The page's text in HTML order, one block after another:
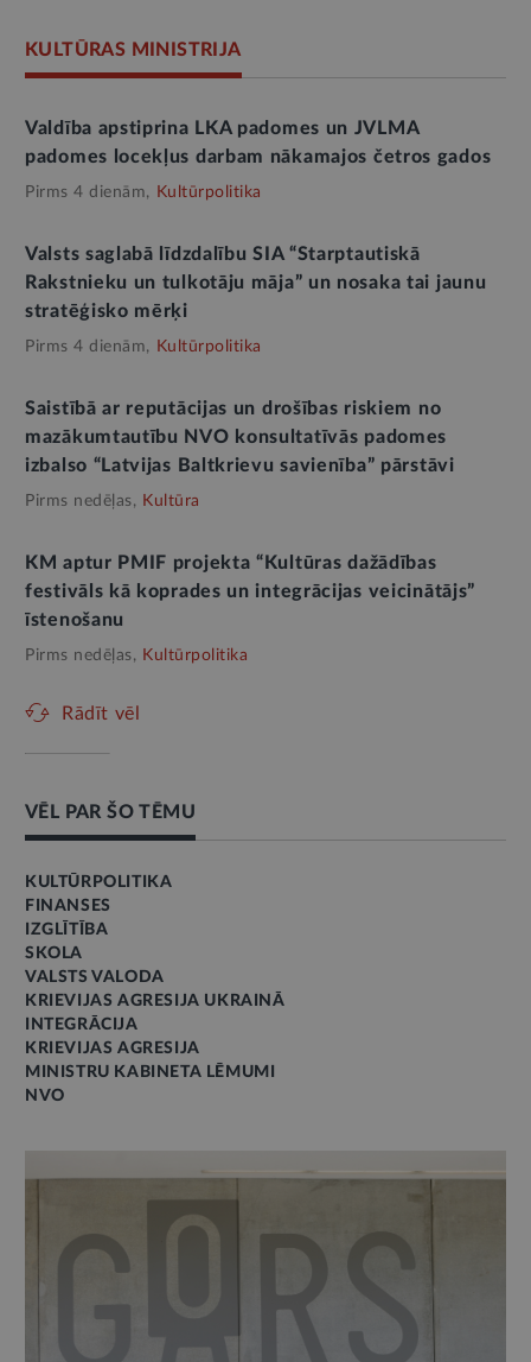
KULTŪRAS MINISTRIJA
Valdība apstiprina LKA padomes un JVLMA
padomes locekļus darbam nākamajos četros gados
Pirms 4 dienām, Kultūrpolitika
Valsts saglabā līdzdalību SIA “Starptautiskā
Rakstnieku un tulkotāju māja” un nosaka tai jaunu
stratēģisko mērķi
Pirms 4 dienām, Kultūrpolitika
Saistībā ar reputācijas un drošības riskiem no
mazākumtautību NVO konsultatīvās padomes
izbalso “Latvijas Baltkrievu savienība” pārstāvi
Pirms nedēļas, Kultūra
KM aptur PMIF projekta “Kultūras dažādības
festivāls kā koprades un integrācijas veicinātājs”
īstenošanu
Pirms nedēļas, Kultūrpolitika
Rādīt vēl
VĒL PAR ŠO TĒMU
KULTŪRPOLITIKA
FINANSES
IZGLĪTĪBA
SKOLA
VALSTS VALODA
KRIEVIJAS AGRESIJA UKRAINĀ
INTEGRĀCIJA
KRIEVIJAS AGRESIJA
MINISTRU KABINETA LĒMUMI
NVO